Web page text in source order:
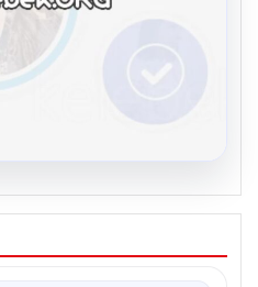
İle Çevrim içi
Ve Chat